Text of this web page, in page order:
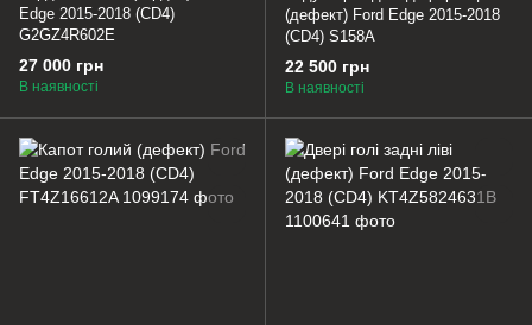
Edge 2015-2018 (CD4)
G2GZ4R602E
27 000 грн
В наявності
(дефект) Ford Edge 2015-2018
(CD4) S158A
22 500 грн
В наявності